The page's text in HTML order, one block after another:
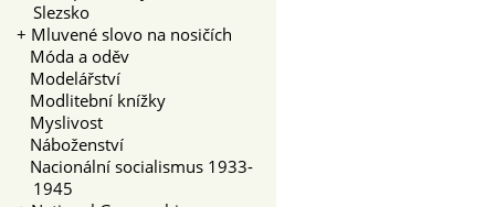
Slezsko
+ Mluvené slovo na nosičích
Móda a oděv
Modelářství
Modlitební knížky
Myslivost
Náboženství
Nacionální socialismus 1933-
1945